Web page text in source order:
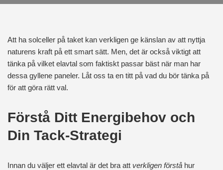
Att ha solceller på taket kan verkligen ge känslan av att nyttja
naturens kraft på ett smart sätt. Men, det är också viktigt att
tänka på vilket elavtal som faktiskt passar bäst när man har
dessa gyllene paneler. Låt oss ta en titt på vad du bör tänka på
för att göra rätt val.
Förstå Ditt Energibehov och
Din Tack-Strategi
Innan du väljer ett elavtal är det bra att verkligen förstå hur